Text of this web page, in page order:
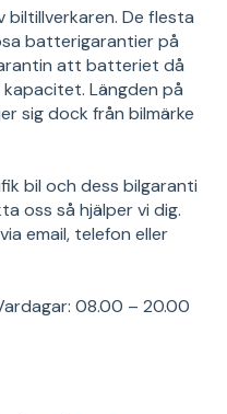
De flesta
batterigarantier på
att batteriet då
Längden på
sig dock från bilmärke
bil och dess bilgaranti
oss så hjälper vi dig.
email, telefon eller
08.00 – 20.00